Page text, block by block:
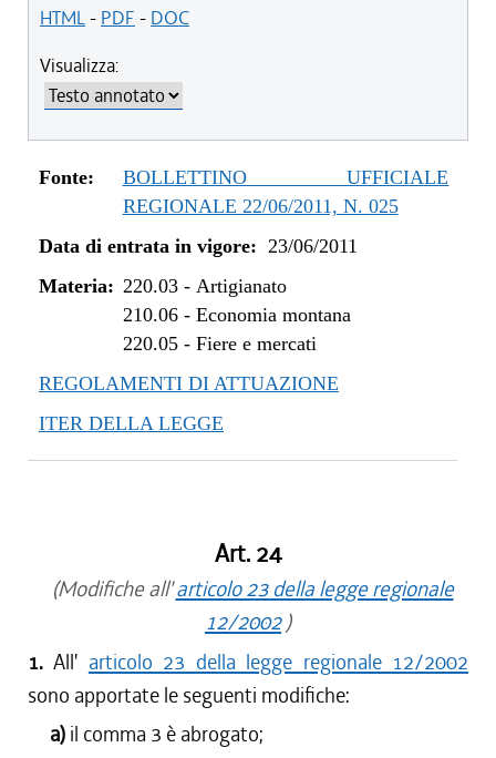
dal 11/04/2013 al 30/12/2013
dal 03/05/2012 al 28/12/2012
dal 01/03/2012 al 02/05/2012
dal 05/01/2012 al 29/02/2012
dal 17/11/2011 al 04/01/2012
dal 23/06/2011 al 16/11/2011
HTML- PDF - DOC
Visualizza:
Fonte:
BOLLETTINO UFFICIALE
REGIONALE 22/06/2011, N. 025
Data di entrata in vigore: 23/06/2011
Materia: 220.03- Artigianato
210.06- Economia montana
220.05- Fiere e mercati
REGOLAMENTI DI ATTUAZIONE
ITER DELLA LEGGE
Art. 24
(Modifiche all'articolo 23 della legge regionale
12/2002)
1.All' articolo 23 della legge regionale 12/2002
sono apportate le seguenti modifiche:
a) il comma 3 è abrogato;